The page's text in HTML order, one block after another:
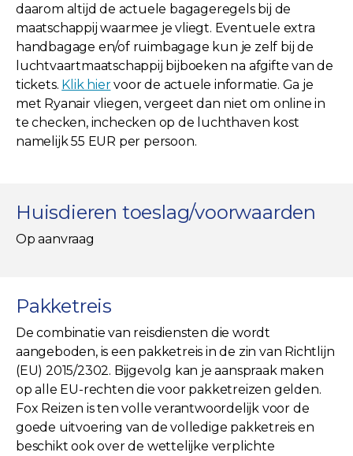
daarom altijd de actuele bagageregels bij de
maatschappij waarmee je vliegt. Eventuele extra
handbagage en/of ruimbagage kun je zelf bij de
luchtvaartmaatschappij bijboeken na afgifte van de
tickets. Klik hiervoor de actuele informatie. Ga je
met Ryanair vliegen, vergeet dan niet om online in
te checken, inchecken op de luchthaven kost
namelijk 55 EUR per persoon.
Huisdieren toeslag/voorwaarden
Op aanvraag
Pakketreis
De combinatie van reisdiensten die wordt
aangeboden, is een pakketreis in de zin van Richtlijn
(EU) 2015/2302. Bijgevolg kan je aanspraak maken
op alle EU-rechten die voor pakketreizen gelden.
Fox Reizen is ten volle verantwoordelijk voor de
goede uitvoering van de volledige pakketreis en
beschikt ook over de wettelijke verplichte